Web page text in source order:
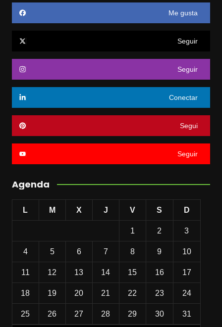
Me gusta
Seguir
Seguir
Conectar
Segui
Seguir
Agenda
L M X J V S D
1 2 3
4 5 6 7 8 9 10
11 12 13 14 15 16 17
18 19 20 21 22 23 24
25 26 27 28 29 30 31